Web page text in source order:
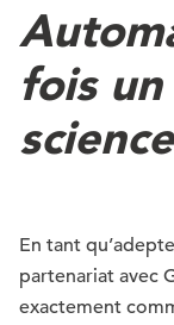
fois
science
En tant
partenariat avec
exactement